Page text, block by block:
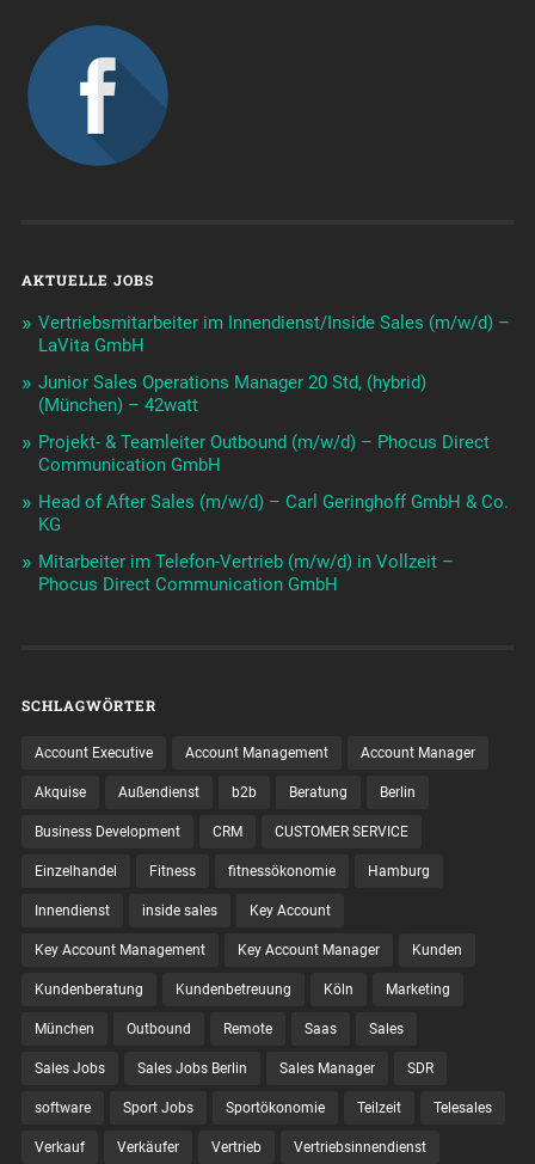
AKTUELLE JOBS
Vertriebsmitarbeiter im Innendienst/Inside Sales (m/w/d) –
LaVita GmbH
Junior Sales Operations Manager 20 Std, (hybrid)
(München) – 42watt
Projekt- & Teamleiter Outbound (m/w/d) – Phocus Direct
Communication GmbH
Head of After Sales (m/w/d) – Carl Geringhoff GmbH & Co.
KG
Mitarbeiter im Telefon-Vertrieb (m/w/d) in Vollzeit –
Phocus Direct Communication GmbH
SCHLAGWÖRTER
Account Executive Account Management Account Manager
Akquise Außendienst b2b Beratung Berlin
Business Development CRM CUSTOMER SERVICE
Einzelhandel Fitness fitnessökonomie Hamburg
Innendienst inside sales Key Account
Key Account Management Key Account Manager Kunden
Kundenberatung Kundenbetreuung Köln Marketing
München Outbound Remote Saas Sales
Sales Jobs Sales Jobs Berlin Sales Manager SDR
software Sport Jobs Sportökonomie Teilzeit Telesales
Verkauf Verkäufer Vertrieb Vertriebsinnendienst